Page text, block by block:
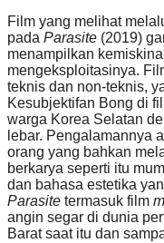
Film yang melihat
pada Parasite (2019)
menampilkan
mengeksploitasinya.
teknis dan non-teknis,
Kesubjektifan Bong di
warga Korea Selatan
lebar. Pengalamannya
orang yang bahkan
berkarya seperti itu
dan bahasa estetika
Parasite termasuk film
angin segar di dunia
Barat saat itu dan